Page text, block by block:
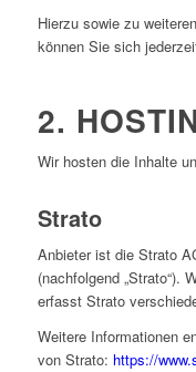
Hierzu sowie zu
können Sie sich
2.
Wir hosten die Inhalte
Strato
Anbieter ist die Strato
(nachfolgend „Strato“).
erfasst Strato
Weitere Informationen
von Strato: https://